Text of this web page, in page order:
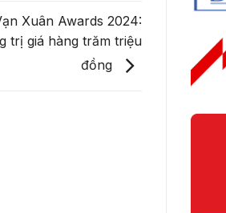
Xuân Awards 2024:
trị giá hàng trăm triệu
đồng